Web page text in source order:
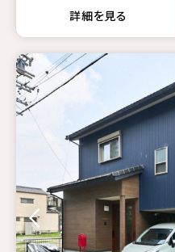
詳細を見る